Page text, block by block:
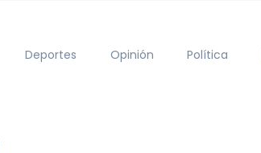
Deportes Opinión Política